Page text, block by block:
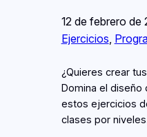
12 de febrero de
Ejercicios
¿Quieres crear
Domina el
estos ejercicios
clases por